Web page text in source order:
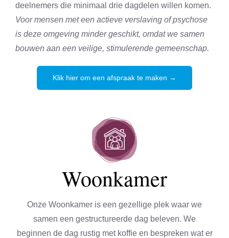
deelnemers die minimaal drie dagdelen willen komen.
Voor mensen met een actieve verslaving of psychose
is deze omgeving minder geschikt, omdat we samen
bouwen aan een veilige, stimulerende gemeenschap.
Klik hier om een afspraak te maken →
Woonkamer
Onze Woonkamer is een gezellige plek waar we
samen een gestructureerde dag beleven. We
beginnen de dag rustig met koffie en bespreken wat er